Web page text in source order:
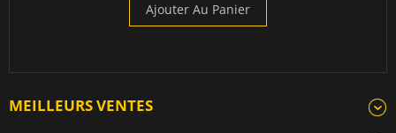
Ajouter Au Panier
MEILLEURS VENTES